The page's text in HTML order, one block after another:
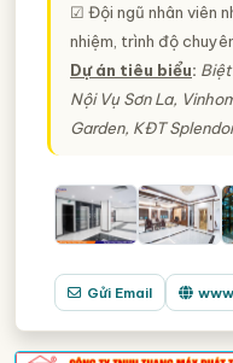
☑ Đội ngũ nhân viên
nhiệm, trình độ
Dự án tiêu biểu:
Nội Vụ Sơn La,
Garden, KĐT
Gửi Email